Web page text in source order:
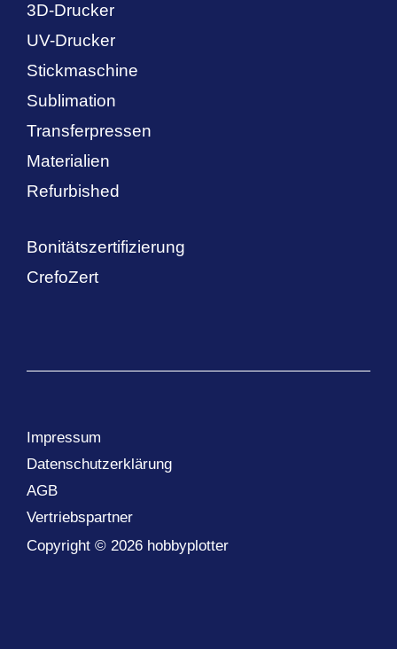
3D-Drucker
UV-Drucker
Stickmaschine
Sublimation
Transferpressen
Materialien
Refurbished
Bonitätszertifizierung
CrefoZert
Copyright © 2026 hobbyplotter
Impressum
Datenschutzerklärung
AGB
Vertriebspartner